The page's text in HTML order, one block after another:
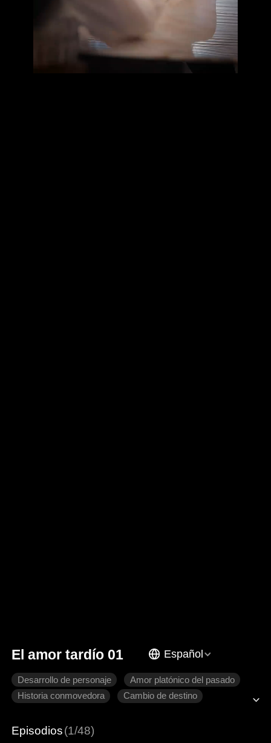
El amor tardío 01 Español
Desarrollo de personaje
Amor platónico del pasado
Historia conmovedora
Cambio de destino
Episodios(1/48)